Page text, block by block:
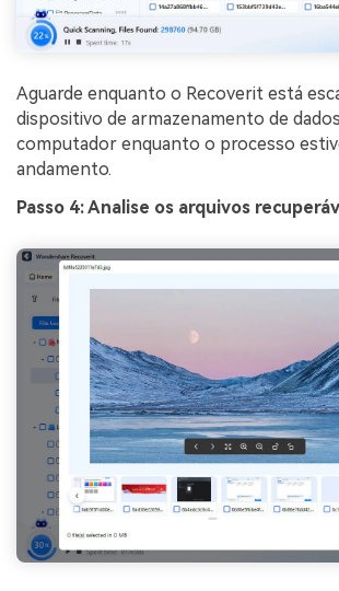
Aguarde enquanto o Recoverit está
dispositivo de armazenamento de
computador enquanto o processo
andamento.
Passo 4: Analise os arquivos